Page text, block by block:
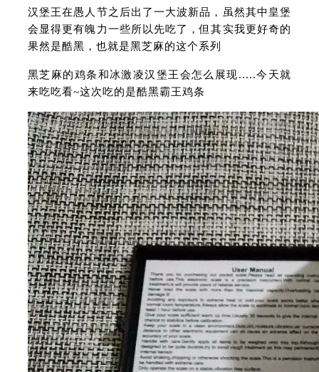
汉堡王在愚人节之后出了一大波新品，虽然其中皇堡
会显得更有魄力一些所以先吃了，但其实我更好奇的
果然是酷黑，也就是黑芝麻的这个系列
黑芝麻的鸡条和冰激凌汉堡王会怎么展现.....今天就
来吃吃看~这次吃的是酷黑霸王鸡条